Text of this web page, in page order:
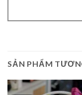
SẢN PHẨM